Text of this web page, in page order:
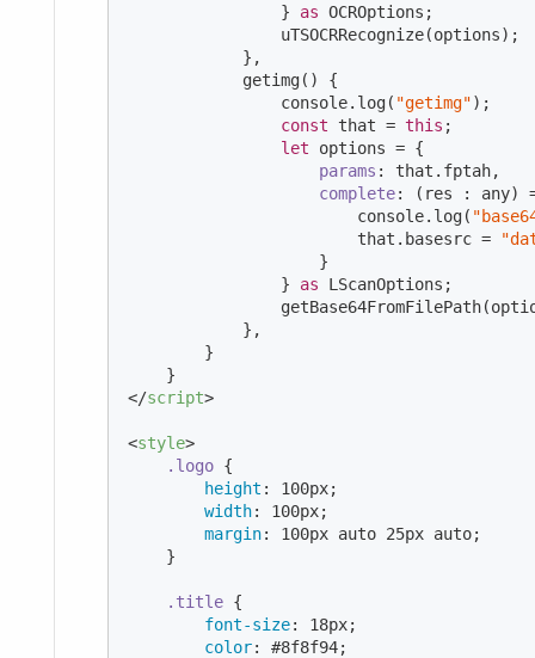
                }
as OCROptions;
                uTSOCRRecognize(options);
            },
            getimg() {
console.log( "getimg");
const that = this ;
let options = {
params : that.fptah,
complete: ( res : any)
console.log(
                        that.basesrc =
                    }
                }
as LScanOptions;
            },
        }
</script>
<style>
.logo {
height : 100px;
width: 100px;
margin: 100px auto 25px auto;
    }
.title {
font-size: 18px;
color: #8f8f94;